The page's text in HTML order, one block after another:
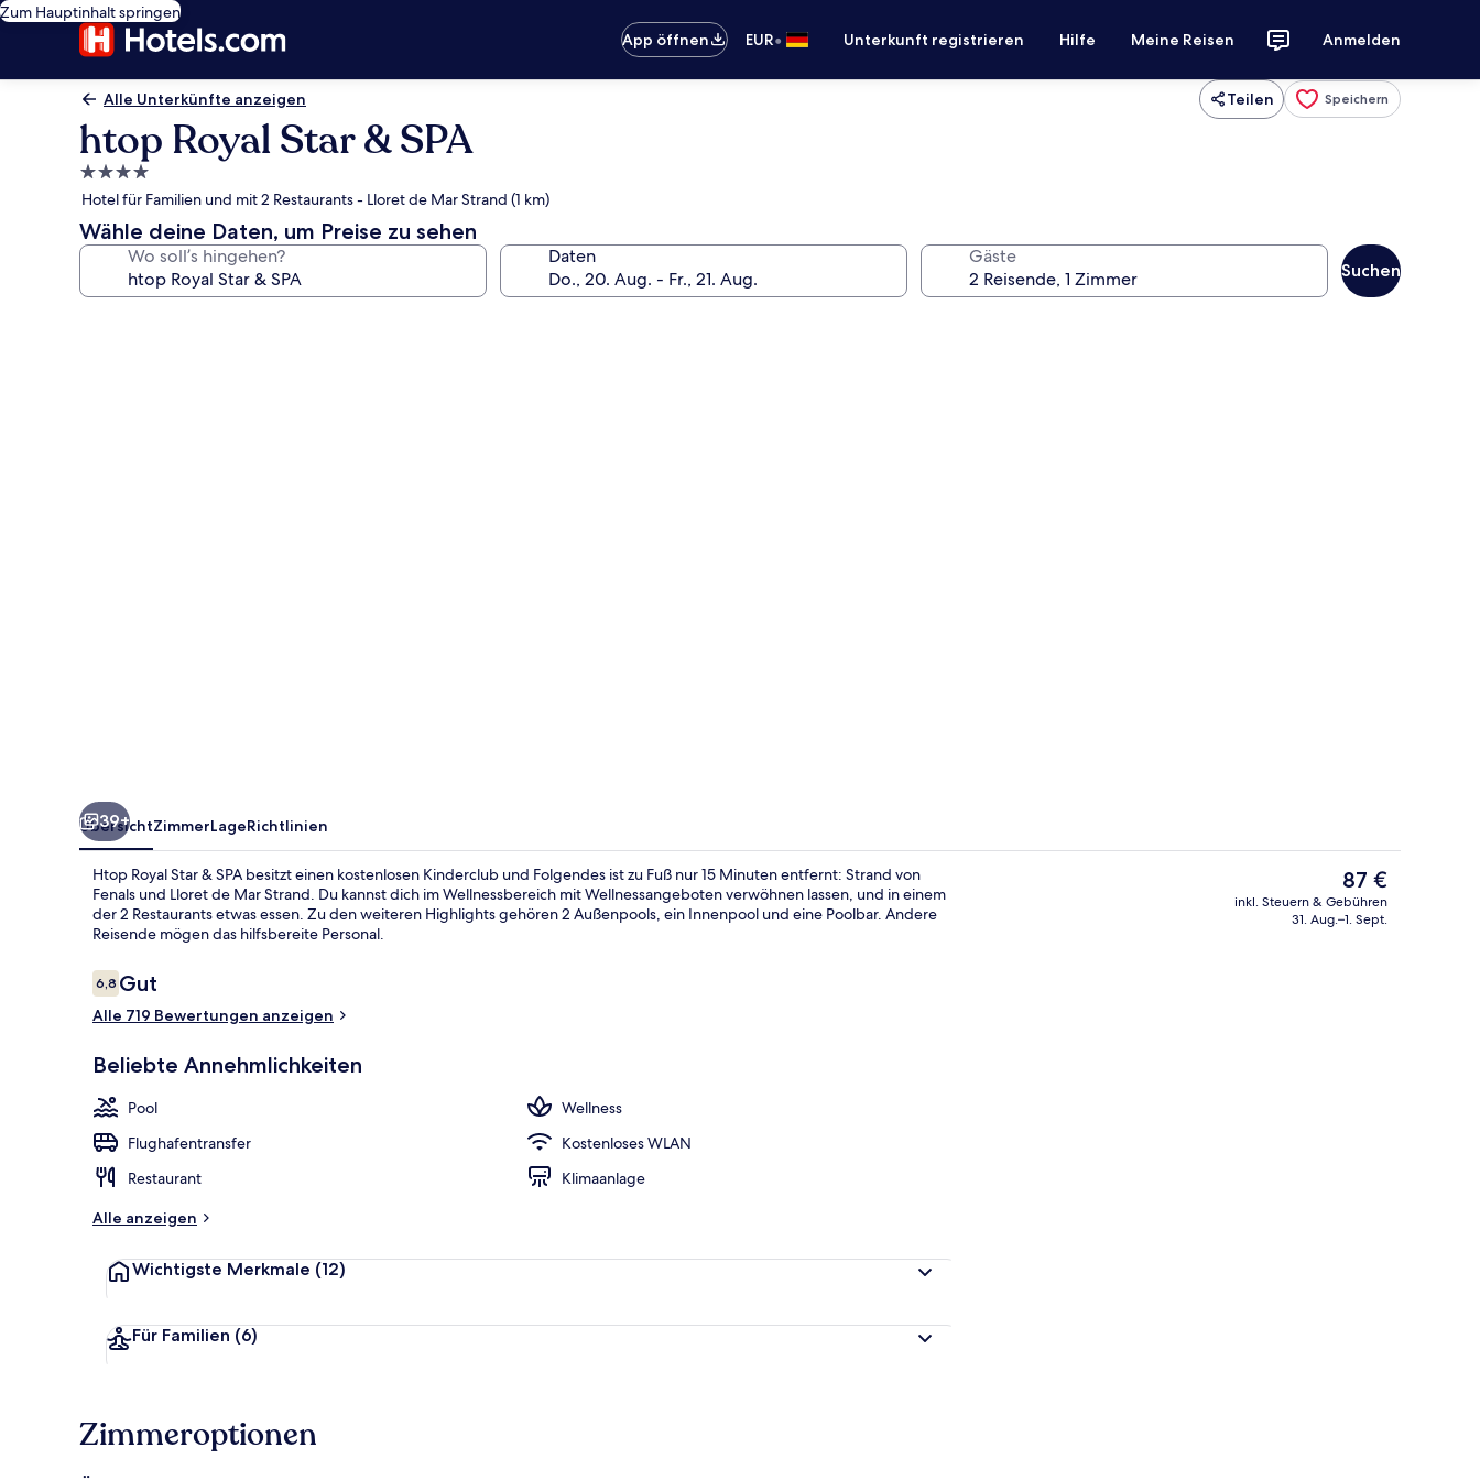
Zum Hauptinhalt springen
App öffnen
EUR• Unterkunft registrieren Hilfe Meine Reisen Anmelden
Alle Unterkünfte anzeigen Teilen Speichern
htop Royal Star & SPA
4.0-
Sterne-
Unterkunft
Hotel für Familien und mit 2 Restaurants - Lloret de Mar Strand (1 km)
Wähle deine Daten, um Preise zu sehen
Wo soll’s hingehen? Daten Gäste
Suchen
39+
ÜbersichtZimmerLageRichtlinien
Htop Royal Star & SPA besitzt einen kostenlosen Kinderclub und Folgendes ist zu Fuß nur 15 Minuten entfernt: Strand von
Fenals und Lloret de Mar Strand. Du kannst dich im Wellnessbereich mit Wellnessangeboten verwöhnen lassen, und in einem
der 2 Restaurants etwas essen. Zu den weiteren Highlights gehören 2 Außenpools, ein Innenpool und eine Poolbar. Andere
Reisende mögen das hilfsbereite Personal.
Bewertungen
6,86,8 von 10.
Gut
Alle 719 Bewertungen anzeigen
Beliebte Annehmlichkeiten
Pool
Wellness
Flughafentransfer
Kostenloses WLAN
Restaurant
Klimaanlage
Alle anzeigen
Wichtigste Merkmale (12)
Für Familien (6)
Der
aktuelle
Preis
87 €
inkl. Steuern & Gebühren
31. Aug.–1. Sept.
Zimmeroptionen